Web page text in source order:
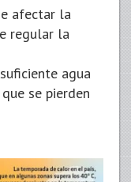
afectar la
regular la
agua
se pierden